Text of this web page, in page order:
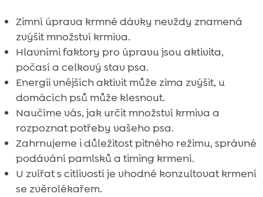
Zimní úprava krmné dávky nevždy znamená
zvýšit množství krmiva.
Hlavními faktory pro úpravu jsou aktivita,
počasí a celkový stav psa.
Energii vnějších aktivit může zima zvýšit, u
domácích psů může klesnout.
Naučíme vás, jak určit množství krmiva a
rozpoznat potřeby vašeho psa.
Zahrnujeme i důležitost pitného režimu, správné
podávání pamlsků a timing krmení.
U zvířat s citlivostí je vhodné konzultovat krmení
se zvěrolékařem.